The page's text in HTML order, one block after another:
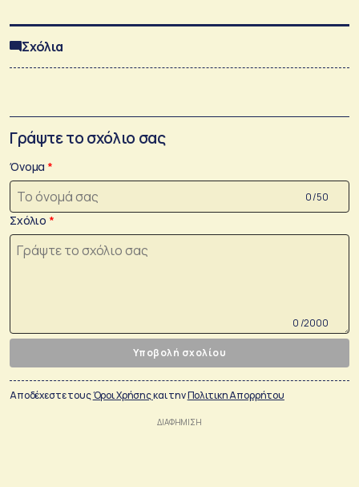
Σχόλια
Γράψτε το σχόλιο σας
Όνομα
0 /50
Σχόλιο
0 /2000
Υποβολή σχολίου
Αποδέχεστε τουςΌροι Χρήσηςκαι τηνΠολιτικη Απορρήτου